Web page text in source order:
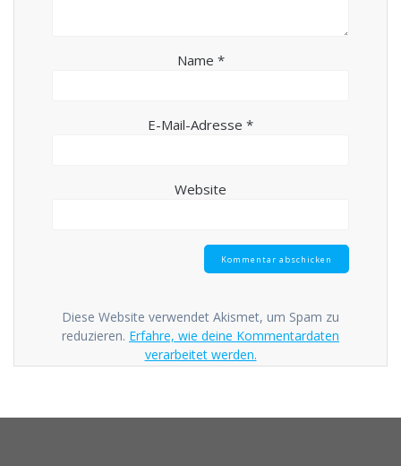
Name *
E-Mail-Adresse *
Website
Diese Website verwendet Akismet, um Spam zu
reduzieren. Erfahre, wie deine Kommentardaten
verarbeitet werden.